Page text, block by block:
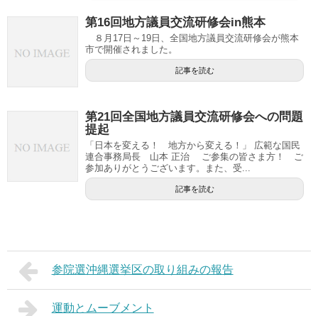
第16回地方議員交流研修会in熊本
８月17日～19日、全国地方議員交流研修会が熊本
市で開催されました。
記事を読む
第21回全国地方議員交流研修会への問題
提起
「日本を変える！ 地方から変える！」 広範な国民
連合事務局長 山本 正治 ご参集の皆さま方！ ご
参加ありがとうございます。また、受...
記事を読む
参院選沖縄選挙区の取り組みの報告
運動とムーブメント